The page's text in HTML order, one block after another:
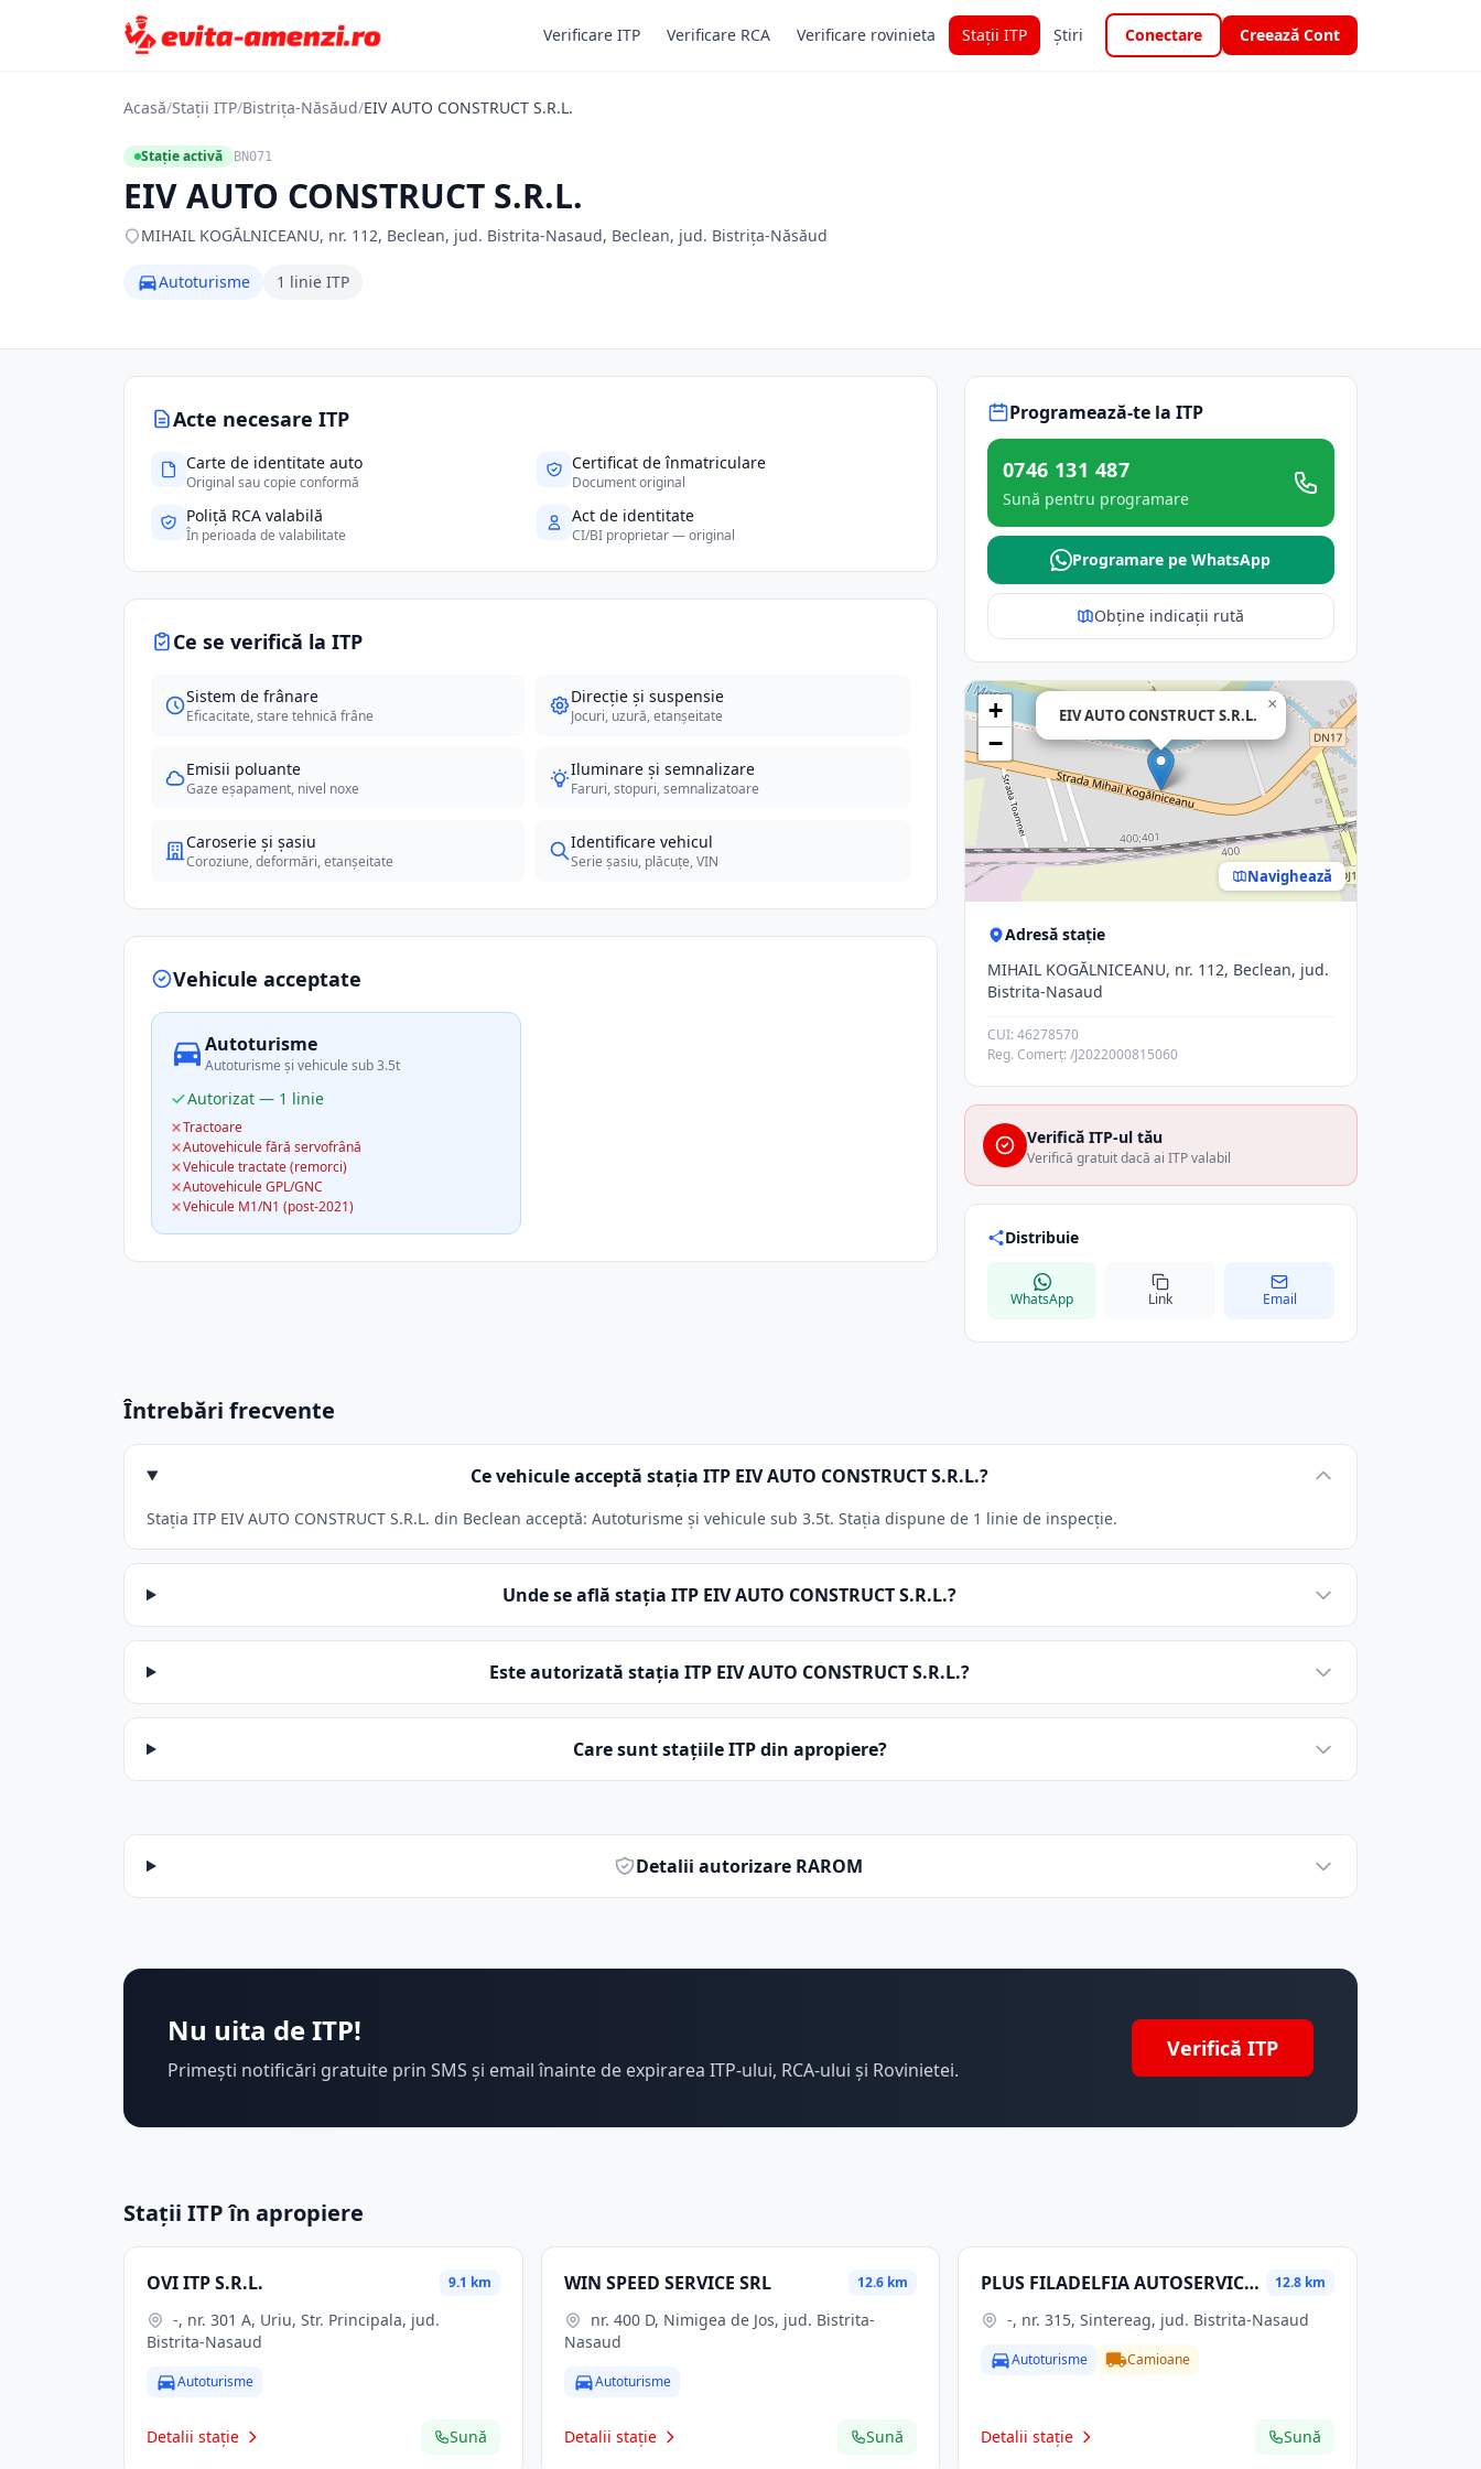
Verificare ITP Verificare RCA Verificare rovinieta Stații ITP Știri Conectare Creează Cont
Acasă/Stații ITP/Bistrița-Năsăud/EIV AUTO CONSTRUCT S.R.L.
Stație activă BN071
EIV AUTO CONSTRUCT S.R.L.
MIHAIL KOGĂLNICEANU, nr. 112, Beclean, jud. Bistrita-Nasaud, Beclean, jud. Bistrița-Năsăud
Autoturisme 1 linie ITP
Acte necesare ITP
Carte de identitate auto
Original sau copie conformă
Certificat de înmatriculare
Document original
Poliță RCA valabilă
În perioada de valabilitate
Act de identitate
CI/BI proprietar — original
Ce se verifică la ITP
Sistem de frânare
Eficacitate, stare tehnică frâne
Direcție și suspensie
Jocuri, uzură, etanșeitate
Emisii poluante
Gaze eșapament, nivel noxe
Iluminare și semnalizare
Faruri, stopuri, semnalizatoare
Caroserie și șasiu
Coroziune, deformări, etanșeitate
Identificare vehicul
Serie șasiu, plăcuțe, VIN
Vehicule acceptate
Autoturisme
Autoturisme și vehicule sub 3.5t
Autorizat — 1 linie
Tractoare
Autovehicule fără servofrână
Vehicule tractate (remorci)
Autovehicule GPL/GNC
Vehicule M1/N1 (post-2021)
Programează-te la ITP
0746 131 487
Sună pentru programare
Programare pe WhatsApp
Obține indicații rută
EIV AUTO CONSTRUCT S.R.L.
×
+
−
Navighează
Adresă stație
MIHAIL KOGĂLNICEANU, nr. 112, Beclean, jud.
Bistrita-Nasaud
CUI: 46278570
Reg. Comerț: /J2022000815060
Verifică ITP-ul tău
Verifică gratuit dacă ai ITP valabil
Distribuie
WhatsApp Link Email
Întrebări frecvente
Ce vehicule acceptă stația ITP EIV AUTO CONSTRUCT S.R.L.?
Stația ITP EIV AUTO CONSTRUCT S.R.L. din Beclean acceptă: Autoturisme și vehicule sub 3.5t. Stația dispune de 1 linie de inspecție.
Unde se află stația ITP EIV AUTO CONSTRUCT S.R.L.?
Este autorizată stația ITP EIV AUTO CONSTRUCT S.R.L.?
Care sunt stațiile ITP din apropiere?
Detalii autorizare RAROM
Nu uita de ITP!
Primești notificări gratuite prin SMS și email înainte de expirarea ITP-ului, RCA-ului și Rovinietei.
Verifică ITP
Stații ITP în apropiere
OVI ITP S.R.L. 9.1 km
Bistrita-Nasaud
Autoturisme
Detalii stație Sună
WIN SPEED SERVICE SRL 12.6 km
Nasaud
Autoturisme
Detalii stație Sună
PLUS FILADELFIA AUTOSERVICE SRL 12.8 km
-, nr. 315, Sintereag, jud. Bistrita-Nasaud
Autoturisme Camioane
Detalii stație Sună